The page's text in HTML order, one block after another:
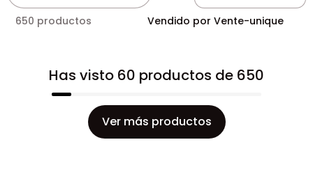
650 productos Vendido por Vente-unique
Has visto 60 productos de 650
Ver más productos